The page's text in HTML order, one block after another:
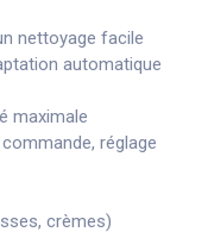
nettoyage facile
automatique
maximale
réglage
crèmes)